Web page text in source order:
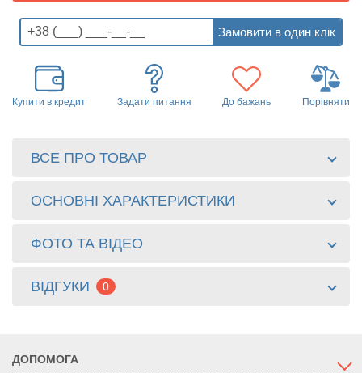
Купити в кредит Задати питання До бажань Порівняти
ВСЕ ПРО ТОВАР
ОСНОВНІ ХАРАКТЕРИСТИКИ
ФОТО ТА ВІДЕО
ВІДГУКИ 0
ДОПОМОГА